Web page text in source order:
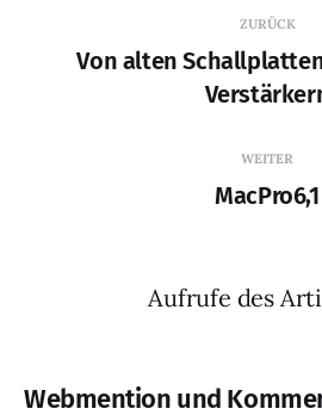
ZURÜCK
Von alten
WEITER
MacPro6,1
Aufrufe des
Webmention und